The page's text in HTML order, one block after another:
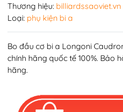
Thương hiệu: billiardssaoviet.vn
Loại: phụ kiện bi a
Bo đầu cơ bi a Longoni
chính hãng quốc tế 100%. Bảo
hãng.